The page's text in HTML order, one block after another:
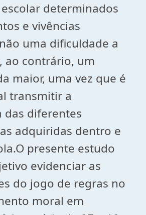
determinados
e vivências
uma dificuldade a
ao contrário, um
maior, uma vez que é
transmitir a
das diferentes
adquiridas dentro e
presente estudo
evidenciar as
do jogo de regras no
moral em